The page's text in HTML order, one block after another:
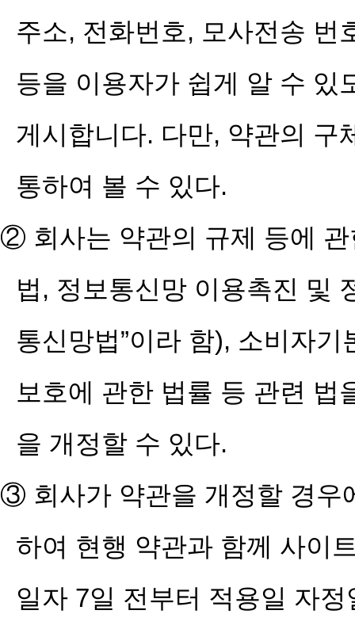
주소, 전화번호, 모사전송 번
등을 이용자가 쉽게 알 수 있
게시합니다. 다만, 약관의 구
통하여 볼 수 있다.
② 회사는 약관의 규제 등에
법, 정보통신망 이용촉진 및
통신망법”이라 함), 소비자
보호에 관한 법률 등 관련 법
을 개정할 수 있다.
③ 회사가 약관을 개정할 경우
하여 현행 약관과 함께 사이
일자 7일 전부터 적용일 자